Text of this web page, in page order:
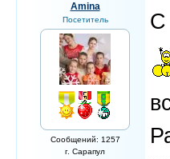
Amina
Посетитель
Сообщений: 1257
г. Сарапул
С